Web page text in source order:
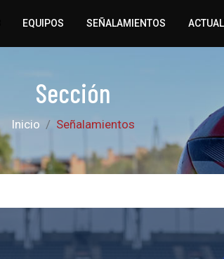
EQUIPOS SEÑALAMIENTOS
Sección
Inicio Señalamientos